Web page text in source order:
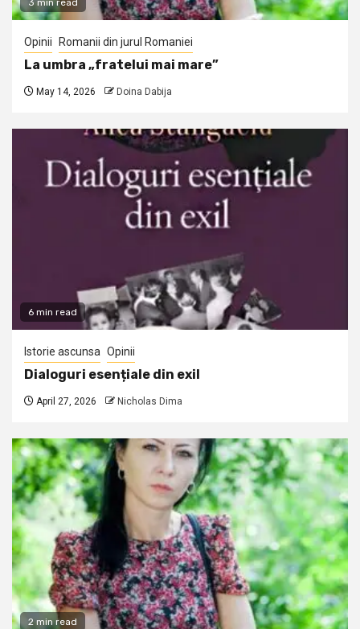
3 min read
Opinii Romanii din jurul Romaniei
La umbra „fratelui mai mare”
May 14, 2026 Doina Dabija
6 min read
Istorie ascunsa Opinii
Dialoguri esențiale din exil
April 27, 2026 Nicholas Dima
2 min read